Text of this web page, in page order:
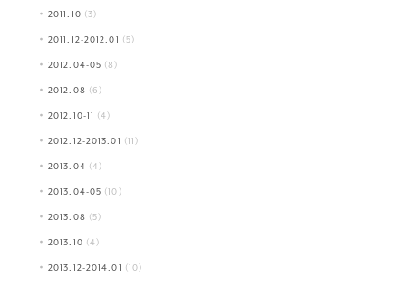
2011.10 (3)
2011.12-2012.01 (5)
2012.04-05 (8)
2012.08 (6)
2012.10-11 (4)
2012.12-2013.01 (11)
2013.04 (4)
2013.04-05 (10)
2013.08 (5)
2013.10 (4)
2013.12-2014.01 (10)